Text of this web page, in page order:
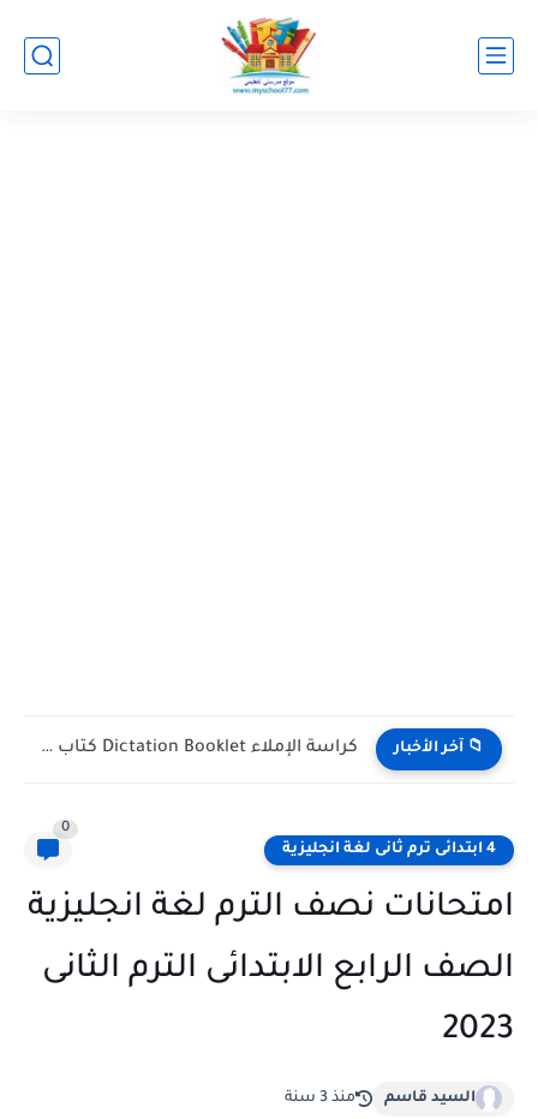
📁 آخر الأخبار كراسة الإملاء Dictation Booklet كتاب Gem للصف الأول الثانوي...
4 ابتدائى ترم ثانى لغة انجليزية
0
امتحانات نصف الترم لغة انجليزية
الصف الرابع الابتدائى الترم الثانى
2023
السيد قاسم منذ 3 سنة